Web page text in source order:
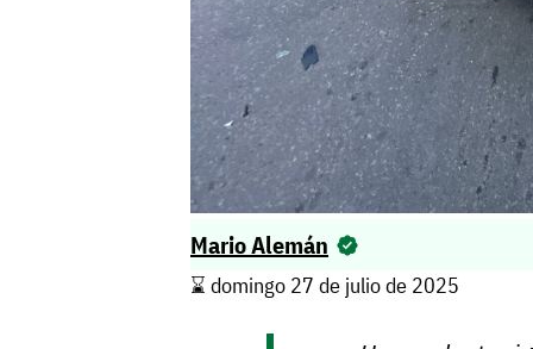
Mario Alemán
⌛️ domingo 27 de julio de 2025